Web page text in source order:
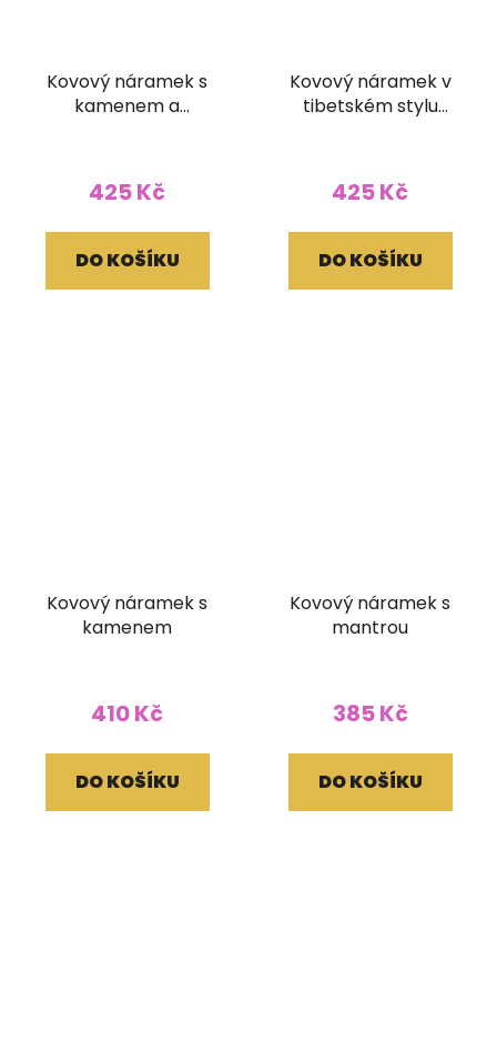
Kovový náramek s
kamenem a
425 Kč
DO KOŠÍKU
Kovový náramek v
tibetském stylu
425 Kč
DO KOŠÍKU
Kovový náramek s
kamenem
410 Kč
DO KOŠÍKU
Kovový náramek s
mantrou
385 Kč
DO KOŠÍKU